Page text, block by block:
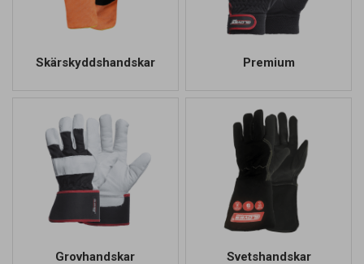
Skärskyddshandskar Premium
Grovhandskar Svetshandskar